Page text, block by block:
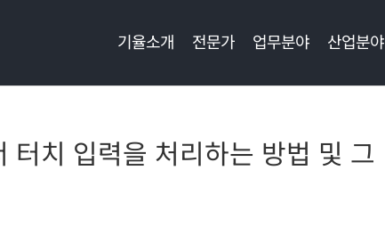
기율소개 전문가 업무분야 산업분야
치 입력을 처리하는 방법 및 그